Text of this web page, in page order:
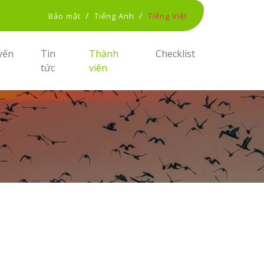
Bảo mật / Tiếng Anh / Tiếng Việt
Tin
tức
Thành
viên
Checklist